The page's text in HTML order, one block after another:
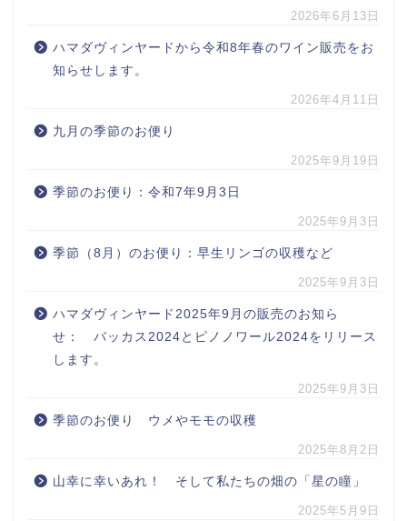
2026年6月13日
ハマダヴィンヤードから令和8年春のワイン販売をお
知らせします。
2026年4月11日
九月の季節のお便り
2025年9月19日
季節のお便り：令和7年9月3日
2025年9月3日
季節（8月）のお便り：早生リンゴの収穫など
2025年9月3日
ハマダヴィンヤード2025年9月の販売のお知ら
せ： バッカス2024とピノノワール2024をリリース
します。
2025年9月3日
季節のお便り ウメやモモの収穫
2025年8月2日
山幸に幸いあれ！ そして私たちの畑の「星の瞳」
2025年5月9日